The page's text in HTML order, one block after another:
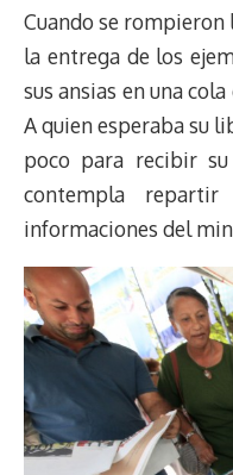
Cuando se rompieron
la entrega de los
sus ansias en una
A quien esperaba su
poco para recibir
contempla
informaciones del